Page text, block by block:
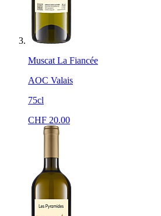
Muscat La Fiancée
AOC Valais
75cl
CHF 20.00